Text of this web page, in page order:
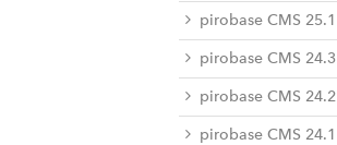
pirobase CMS 25.1
pirobase CMS 24.3
pirobase CMS 24.2
pirobase CMS 24.1